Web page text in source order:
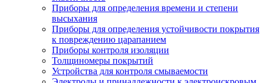
Приборы для определения времени и степени
высыхания
Приборы для определения устойчивости покрытия
к повреждению царапанием
Приборы контроля изоляции
Толщиномеры покрытий
Устройства для контроля смываемости